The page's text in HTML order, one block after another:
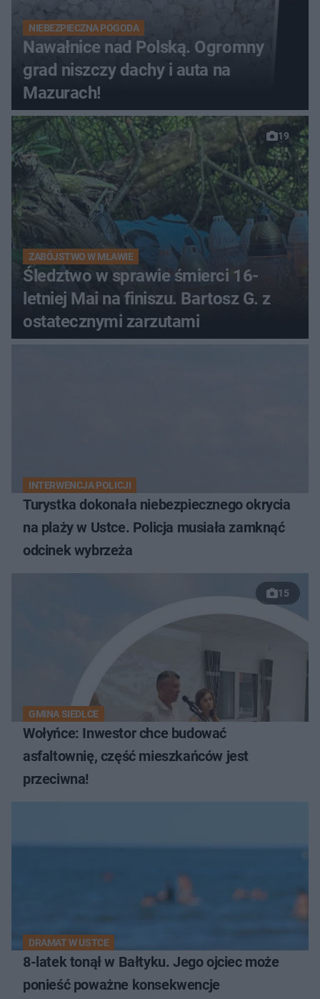
NIEBEZPIECZNA POGODA
Nawałnice nad Polską. Ogromny
grad niszczy dachy i auta na
Mazurach!
19
ZABÓJSTWO W MŁAWIE
Śledztwo w sprawie śmierci 16-
letniej Mai na finiszu. Bartosz G. z
ostatecznymi zarzutami
INTERWENCJA POLICJI
Turystka dokonała niebezpiecznego okrycia
na plaży w Ustce. Policja musiała zamknąć
odcinek wybrzeża
15
GMINA SIEDLCE
Wołyńce: Inwestor chce budować
asfaltownię, część mieszkańców jest
przeciwna!
DRAMAT W USTCE
8-latek tonął w Bałtyku. Jego ojciec może
ponieść poważne konsekwencje